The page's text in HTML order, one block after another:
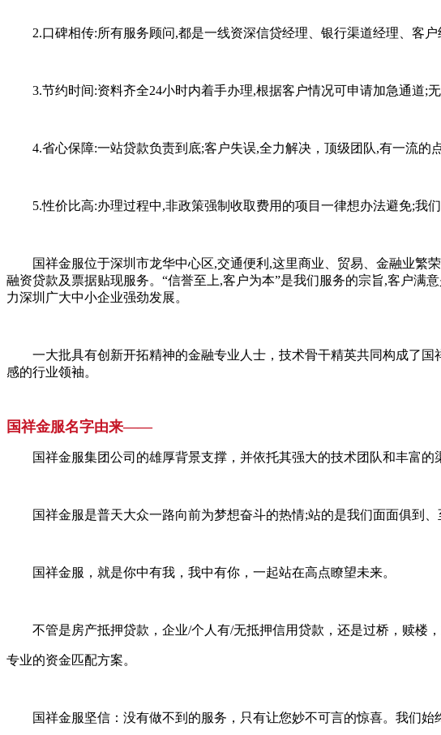
2.口碑相传:所有服务顾问,都是一线资深信贷经理、银行渠道经理、客户
3.节约时间:资料齐全24小时内着手办理,根据客户情况可申请加急通道;
4.省心保障:一站贷款负责到底;客户失误,全力解决，顶级团队,有一流的
5.性价比高:办理过程中,非政策强制收取费用的项目一律想办法避免;我们
国祥金服位于深圳市龙华中心区,交通便利,这里商业、贸易、金融业繁荣
融资贷款及票据贴现服务。“信誉至上,客户为本”是我们服务的宗旨,客户满
力深圳广大中小企业强劲发展。
一大批具有创新开拓精神的金融专业人士，技术骨干精英共同构成了国
感的行业领袖。
国祥金服名字由来——
国祥金服集团公司的雄厚背景支撑，并依托其强大的技术团队和丰富的
国祥金服是普天大众一路向前为梦想奋斗的热情;站的是我们面面俱到、
国祥金服，就是你中有我，我中有你，一起站在高点瞭望未来。
不管是房产抵押贷款，企业/个人有/无抵押信用贷款，还是过桥，赎楼
专业的资金匹配方案。
国祥金服坚信：没有做不到的服务，只有让您妙不可言的惊喜。我们始